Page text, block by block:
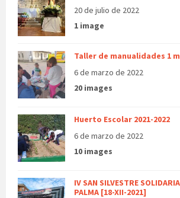
20 de julio de 2022
1 image
Taller de manualidades 1
6 de marzo de 2022
20 images
Huerto Escolar 2021-2022
6 de marzo de 2022
10 images
IV SAN SILVESTRE
PALMA [18-XII-2021]